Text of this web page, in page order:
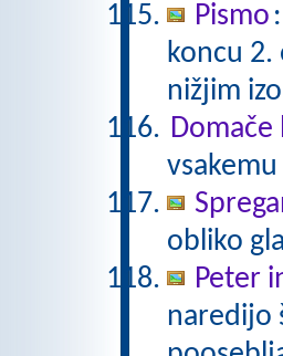
Pismo
koncu 2.
nižjim
Domače
obliko
Peter
naredijo